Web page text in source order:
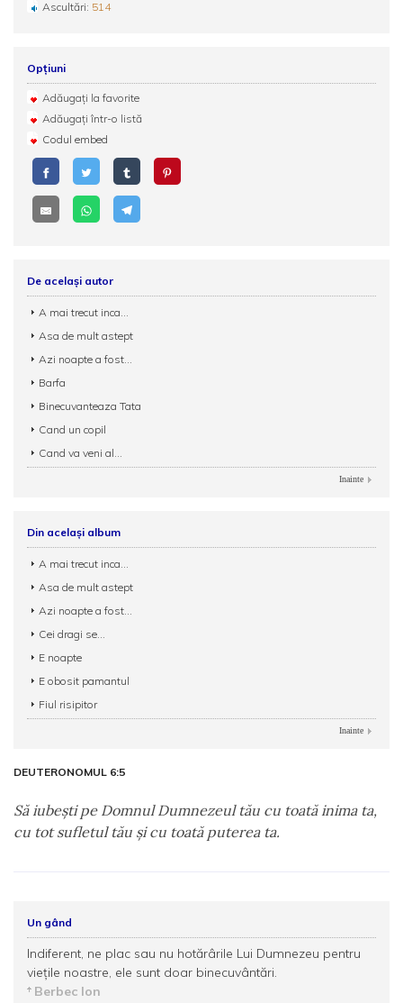
Ascultări: 514
Opțiuni
Adăugați la favorite
Adăugați într-o listă
Codul embed
De același autor
A mai trecut inca...
Asa de mult astept
Azi noapte a fost...
Barfa
Binecuvanteaza Tata
Cand un copil
Cand va veni al...
Inainte
Din același album
A mai trecut inca...
Asa de mult astept
Azi noapte a fost...
Cei dragi se...
E noapte
E obosit pamantul
Fiul risipitor
Inainte
DEUTERONOMUL 6:5
Să iubeşti pe Domnul Dumnezeul tău cu toată inima ta,
cu tot sufletul tău şi cu toată puterea ta.
Un gând
Indiferent, ne plac sau nu hotărârile Lui Dumnezeu pentru
viețile noastre, ele sunt doar binecuvântări.
Berbec Ion